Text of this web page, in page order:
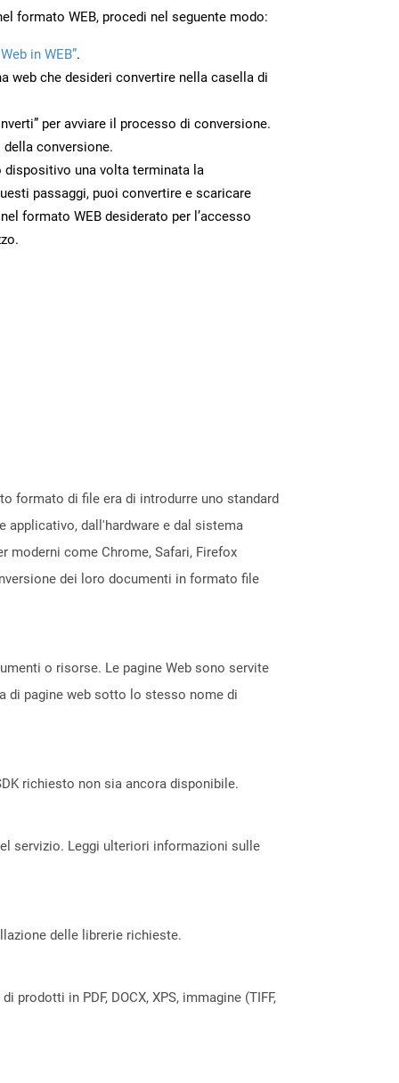
formato WEB, procedi nel seguente modo:
in WEB”.
web che desideri convertire nella casella di
per avviare il processo di conversione.
conversione.
dispositivo una volta terminata la
passaggi, puoi convertire e scaricare
formato WEB desiderato per l’accesso
formato di file era di introdurre uno standard
applicativo, dall'hardware e dal sistema
moderni come Chrome, Safari, Firefox
dei loro documenti in formato file
o risorse. Le pagine Web sono servite
di pagine web sotto lo stesso nome di
richiesto non sia ancora disponibile.
servizio. Leggi ulteriori informazioni sulle
delle librerie richieste.
in PDF, DOCX, XPS, immagine (TIFF,